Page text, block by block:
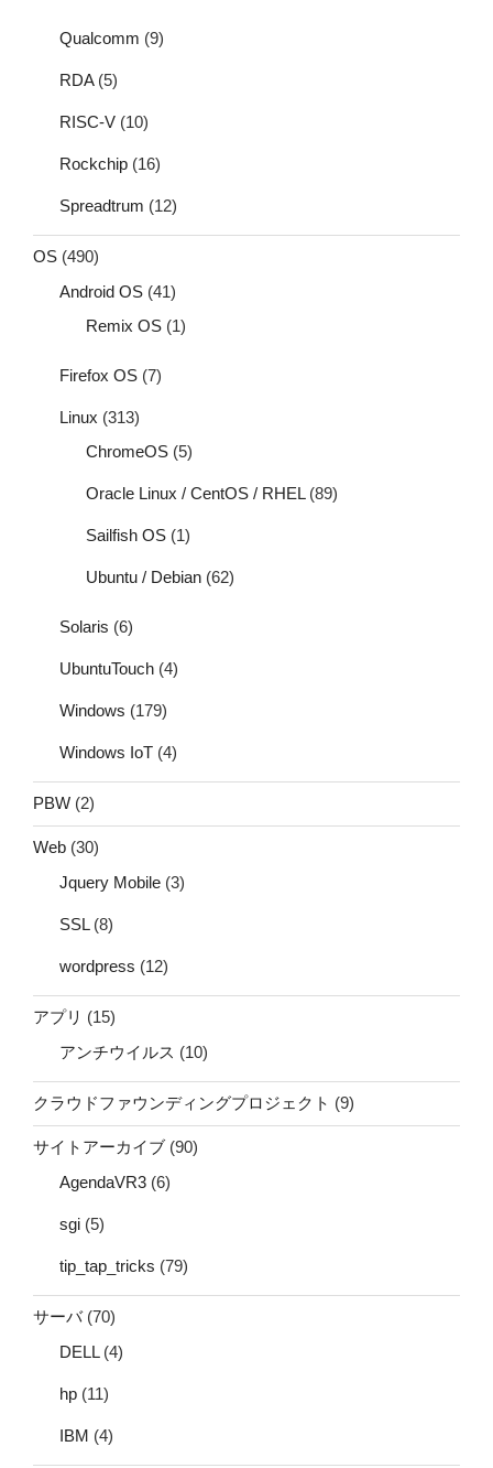
Qualcomm (9)
RDA(5)
RISC-V (10)
Rockchip (16)
Spreadtrum (12)
OS (490)
Android OS (41)
Remix OS (1)
Firefox OS (7)
Linux (313)
ChromeOS (5)
Oracle Linux / CentOS / RHEL(89)
Sailfish OS (1)
Ubuntu / Debian (62)
Solaris (6)
UbuntuTouch (4)
Windows (179)
Windows IoT (4)
PBW (2)
Web (30)
Jquery Mobile (3)
SSL(8)
wordpress (12)
アプリ (15)
アンチウイルス (10)
クラウドファウンディングプロジェクト (9)
サイトアーカイブ (90)
AgendaVR3 (6)
sgi (5)
tip_tap_tricks (79)
サーバ(70)
DELL(4)
hp (11)
IBM (4)